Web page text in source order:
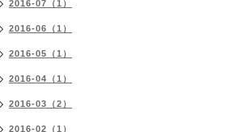
2016-07（1）
2016-06（1）
2016-05（1）
2016-04（1）
2016-03（2）
2016-02（1）